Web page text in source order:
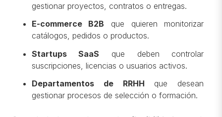
gestionar proyectos, contratos o entregas.
E-commerce B2B que quieren monitorizar
catálogos, pedidos o productos.
Startups SaaS que deben controlar
suscripciones, licencias o usuarios activos.
Departamentos de RRHH que desean
gestionar procesos de selección o formación.